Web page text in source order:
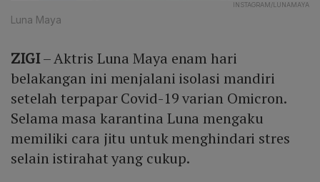
INSTAGRAM/LUNAMAYA
Luna Maya
ZIGI– Aktris Luna Maya enam hari
belakangan ini menjalani isolasi mandiri
setelah terpapar Covid-19 varian Omicron.
Selama masa karantina Luna mengaku
memiliki cara jitu untuk menghindari stres
selain istirahat yang cukup.